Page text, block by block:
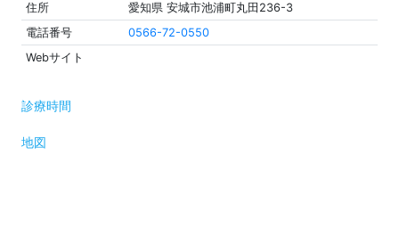
住所
愛知県 安城市池浦町丸田236-3
電話番号
0566-72-0550
Webサイト
診療時間
地図